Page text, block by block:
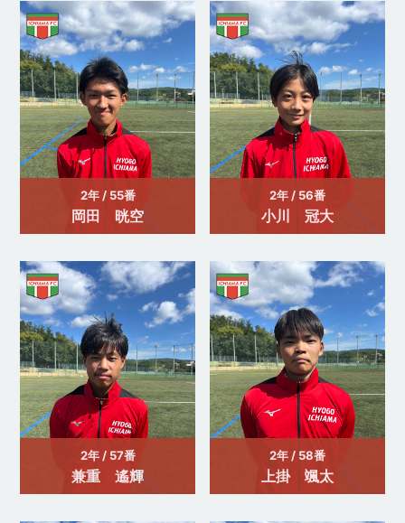
2年 / 55番
岡田 晄空
2年 / 56番
小川 冠大
2年 / 57番
兼重 遙輝
2年 / 58番
上掛 颯太